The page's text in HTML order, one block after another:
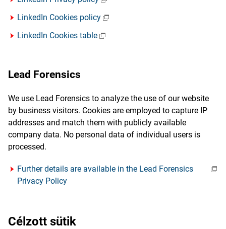
LinkedIn Cookies policy
LinkedIn Cookies table
Lead Forensics
We use Lead Forensics to analyze the use of our website
by business visitors. Cookies are employed to capture IP
addresses and match them with publicly available
company data. No personal data of individual users is
processed.
Further details are available in the Lead Forensics
Privacy Policy
Célzott sütik